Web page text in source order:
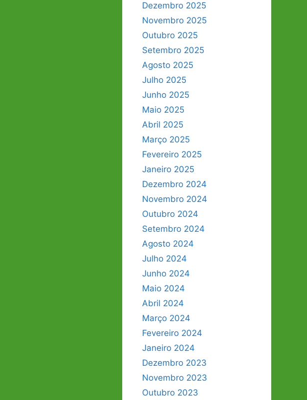
Dezembro 2025
Novembro 2025
Outubro 2025
Setembro 2025
Agosto 2025
Julho 2025
Junho 2025
Maio 2025
Abril 2025
Março 2025
Fevereiro 2025
Janeiro 2025
Dezembro 2024
Novembro 2024
Outubro 2024
Setembro 2024
Agosto 2024
Julho 2024
Junho 2024
Maio 2024
Abril 2024
Março 2024
Fevereiro 2024
Janeiro 2024
Dezembro 2023
Novembro 2023
Outubro 2023